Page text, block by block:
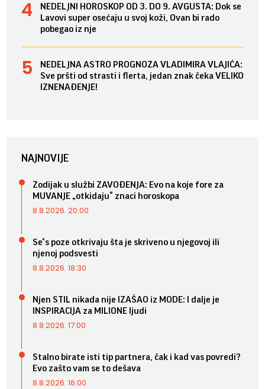
NEDELJNI HOROSKOP OD 3. DO 9. AVGUSTA: Dok se
Lavovi super osećaju u svoj koži, Ovan bi rado
pobegao iz nje
NEDELJNA ASTRO PROGNOZA VLADIMIRA VLAJIĆA:
Sve pršti od strasti i flerta, jedan znak čeka VELIKO
IZNENAĐENJE!
NAJNOVIJE
Zodijak u službi ZAVOĐENJA: Evo na koje fore za
MUVANJE „otkidaju“ znaci horoskopa
8.8.2026. 20:00
Se*s poze otkrivaju šta je skriveno u njegovoj ili
njenoj podsvesti
8.8.2026. 18:30
Njen STIL nikada nije IZAŠAO iz MODE: I dalje je
INSPIRACIJA za MILIONE ljudi
8.8.2026. 17:00
Stalno birate isti tip partnera, čak i kad vas povredi?
Evo zašto vam se to dešava
8.8.2026. 16:00